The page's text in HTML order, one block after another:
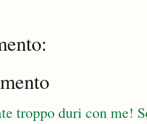
troppo duri con